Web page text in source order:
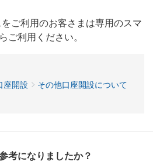
ご利用のお客さまは専用のスマ
ご利用ください。
座開設
その他口座開設について
考になりましたか？